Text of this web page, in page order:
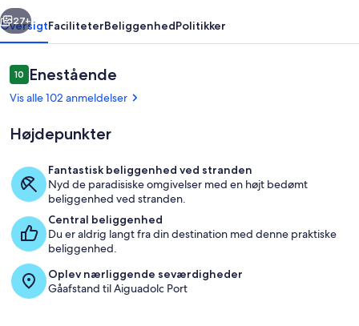
&
pool.
Overnatningsstedets område
Næste
27+
OversigtFaciliteterBeliggenhedPolitikker
Anmeldelser
1010 ud af 10.
Enestående
Vis alle 102 anmeldelser
Højdepunkter
Fantastisk beliggenhed ved stranden
Nyd de paradisiske omgivelser med en højt bedømt
beliggenhed ved stranden.
Central beliggenhed
Du er aldrig langt fra din destination med denne praktiske
beliggenhed.
Oplev nærliggende seværdigheder
Gåafstand til Aiguadolc Port